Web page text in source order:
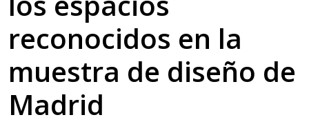
reconocidos en la
muestra de diseño de
Madrid